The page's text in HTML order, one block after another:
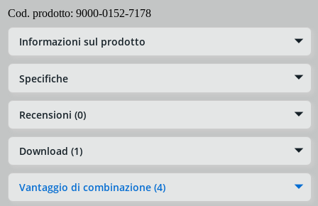
Cod. prodotto: 9000-0152-7178
Informazioni sul prodotto
Specifiche
Recensioni (0)
Download (1)
Vantaggio di combinazione (4)